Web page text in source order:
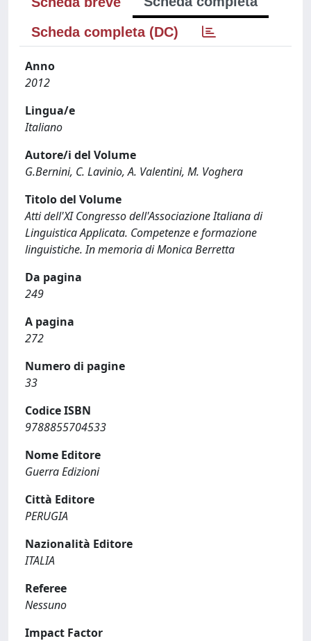
Scheda completa (DC)
Anno
2012
Lingua/e
Italiano
Autore/i del Volume
G.Bernini, C. Lavinio, A. Valentini, M. Voghera
Titolo del Volume
Atti dell'XI Congresso dell'Associazione Italiana di
Linguistica Applicata. Competenze e formazione
linguistiche. In memoria di Monica Berretta
Da pagina
249
A pagina
272
Numero di pagine
33
Codice ISBN
9788855704533
Nome Editore
Guerra Edizioni
Città Editore
PERUGIA
Nazionalità Editore
ITALIA
Referee
Nessuno
Impact Factor